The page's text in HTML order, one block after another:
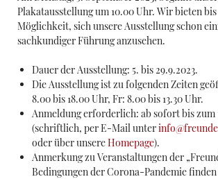
Plakatausstellung um 10.00 Uhr. Wir bieten
Möglichkeit, sich unsere Ausstellung schon
sachkundiger Führung anzusehen.
Dauer der Ausstellung: 5. bis 29.9.2023.
Die Ausstellung ist zu folgenden Zeiten
8.00 bis 18.00 Uhr, Fr: 8.00 bis 13.30 Uhr.
Anmeldung erforderlich: ab sofort bis zum
(schriftlich, per E-Mail unter
oder über unsereHomepage).
Anmerkung zu Veranstaltungen der
Bedingungen der Corona-Pandemie finden